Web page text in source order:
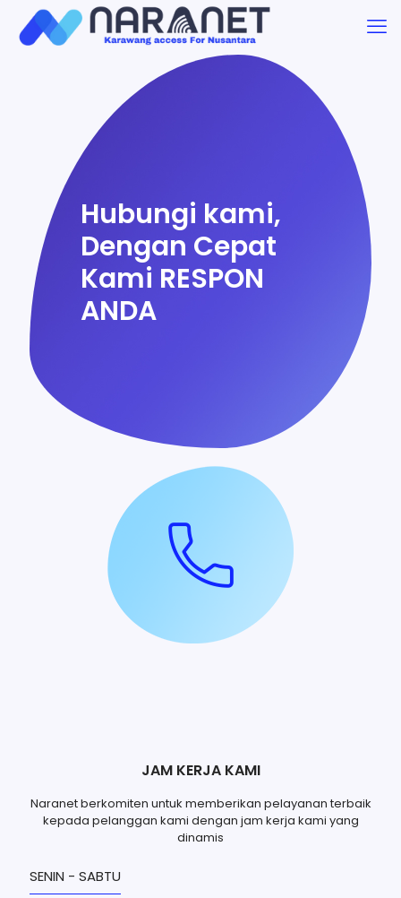
Hubungi kami,
Dengan Cepat
Kami RESPON
ANDA
JAM KERJA KAMI
Naranet berkomiten untuk memberikan pelayanan terbaik
kepada pelanggan kami dengan jam kerja kami yang
dinamis
SENIN - SABTU